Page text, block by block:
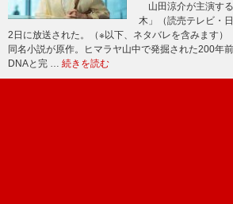
山田涼介が主演す
木」（読売テレビ・
2日に放送された。（※以下、ネタバレを含みます
同名小説が原作。ヒマラヤ山中で発掘された200年
DNAと完 … 続きを読む